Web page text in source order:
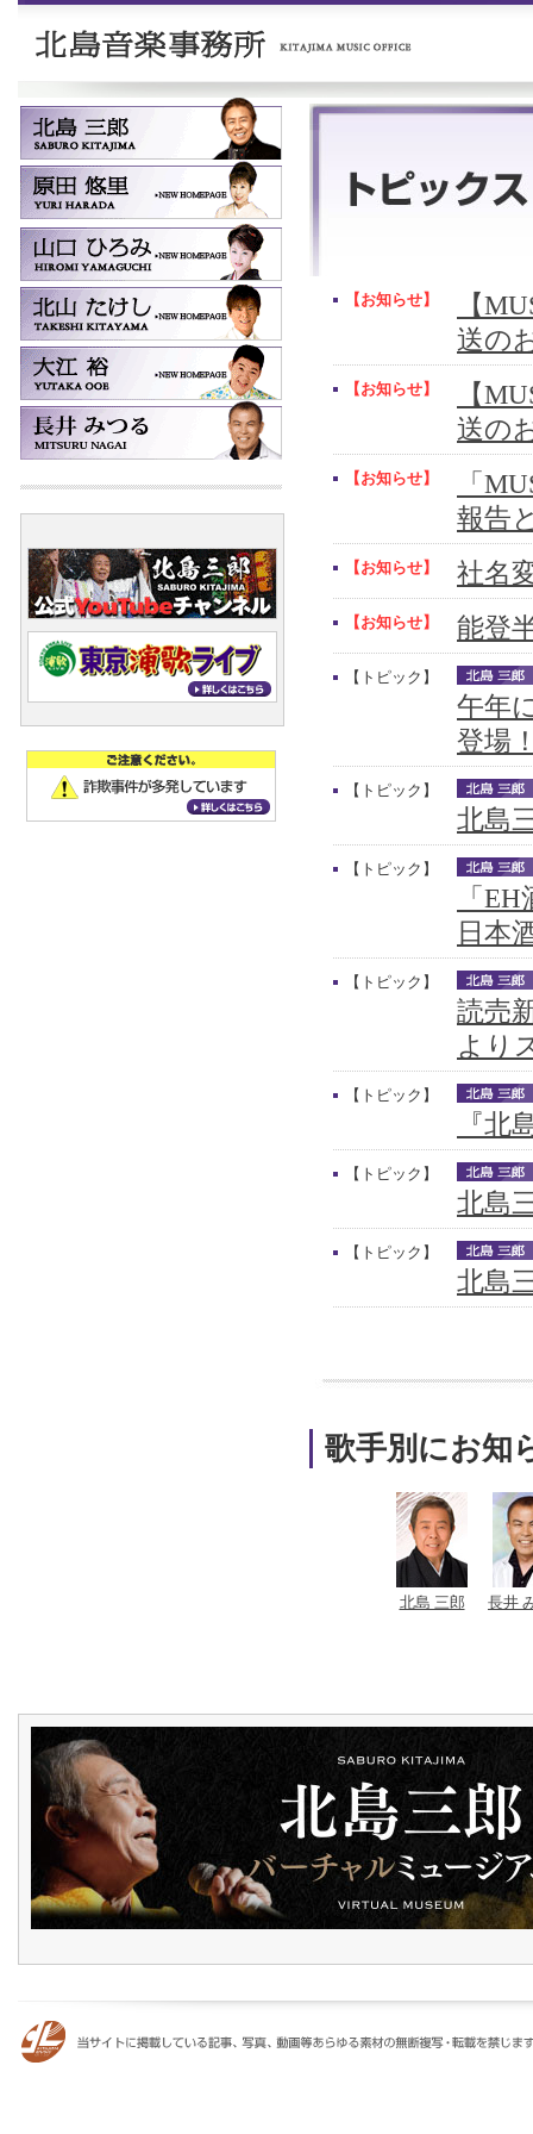
【お知らせ】
【
送の
【お知らせ】
【
送の
【お知らせ】
「
報告
【お知らせ】 社名
【お知らせ】 能登
【トピック】
午年
登場
【トピック】
北島
【トピック】
「
日本
【トピック】
読売
より
【トピック】
『北
【トピック】
北島
【トピック】
北島
歌手別にお知
北島 三郎 長井